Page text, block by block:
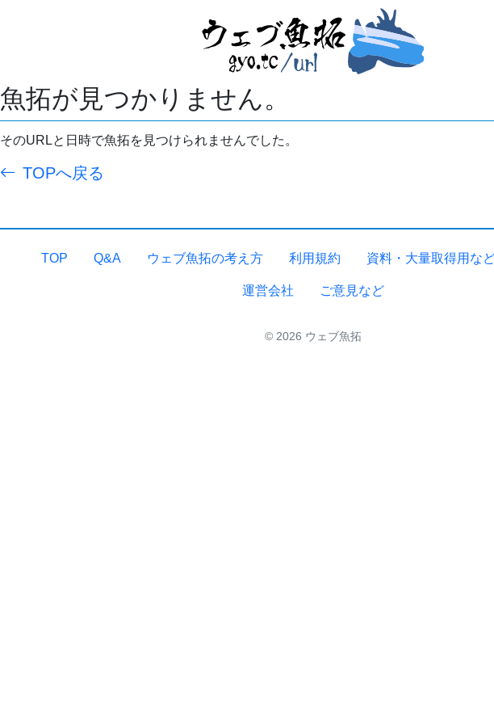
魚拓が見つかりません。
そのURLと日時で魚拓を見つけられませんでした。
TOPへ戻る
TOP Q&A ウェブ魚拓の考え方 利用規約 資料・大量取得用な
運営会社 ご意見など
© 2026 ウェブ魚拓